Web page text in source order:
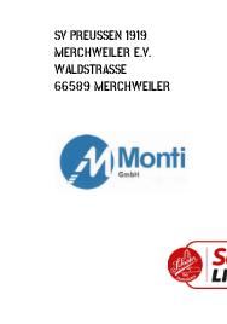
SV PREUSSEN 1919
MERCHWEILER E.V.
WALDSTRASSE
66589 MERCHWEILER